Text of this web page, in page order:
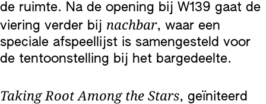
de ruimte. Na de opening bij W139 gaat de
viering verder bij nachbar, waar een
speciale afspeellijst is samengesteld voor
de tentoonstelling bij het bargedeelte.
Taking Root Among the Stars, geïniteerd